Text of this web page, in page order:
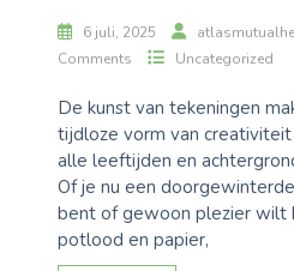
6 juli, 2025
Comments
Uncategorized
De kunst van tekeningen
tijdloze vorm van creativiteit
alle leeftijden en
Of je nu een
bent of gewoon plezier wilt
potlood en papier,